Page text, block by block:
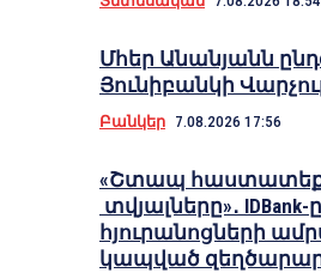
Մհեր Անանյանն
Յունիբանկի
Բանկեր 7.08.2026 17:56
«Շտապ
տվյալները»․
հյուրանոցների
կապված